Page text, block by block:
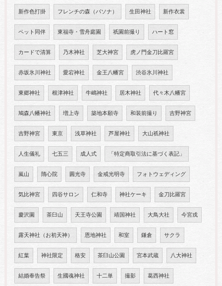
新作色打掛 フレンチの森（パソナ） 生田神社 新作衣裳
ペット同伴 東福寺・雪舟庭園 祇園前撮り ハート窓
カードで清算 乃木神社 芝大神宮 虎ノ門金刀比羅宮
赤坂氷川神社 愛宕神社 金王八幡宮 渋谷氷川神社
東郷神社 根津神社 牛嶋神社 居木神社 代々木八幡宮
鳩森八幡神社 増上寺 築地本願寺 和装前撮り 吉野神宮
吉野神宮 東京 浅草神社 芦屋神社 大山祇神社
人生儀礼 七五三 成人式 「特定商取引法に基づく表記」
嵐山 隋心院 圓光寺 金戒光明寺 フォトウェディング
気比神宮 四谷サロン 仁和寺 神社ケーキ 金刀比羅宮
慶沢園 茶臼山 天王寺公園 靖国神社 大鳥大社 今宮戎
露天神社（お初天神） 恩地神社 和室 鎌倉 サクラ
紅葉 神社限定 格安 茶臼山公園 宮本武蔵 八大神社
結婚奉告祭 生國魂神社 十二単 撮影 葛西神社